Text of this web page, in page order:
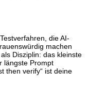
die AI-
machen
Disziplin: das kleinste
längste Prompt
then verify“ ist deine